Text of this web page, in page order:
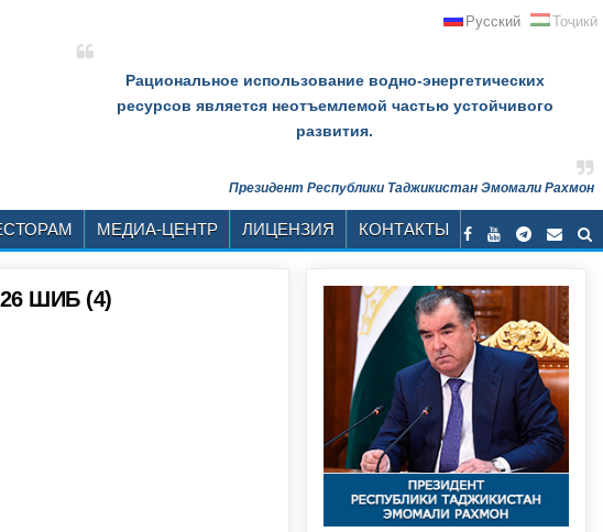
Русский Тоҷикӣ
Рациональное использование водно-энергетических
ресурсов является неотъемлемой частью устойчивого
развития.
Президент Республики Таджикистан Эмомали Рахмон
МЕДИА-ЦЕНТР ЛИЦЕНЗИЯ КОНТАКТЫ
ШИБ (4)